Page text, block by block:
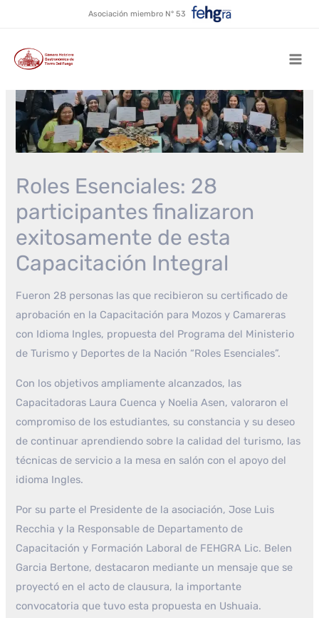
contenido
Asociación miembro N° 53
Roles Esenciales: 28
participantes finalizaron
exitosamente de esta
Capacitación Integral
Fueron 28 personas las que recibieron su certificado de
aprobación en la Capacitación para Mozos y Camareras
con Idioma Ingles, propuesta del Programa del Ministerio
de Turismo y Deportes de la Nación “Roles Esenciales”.
Con los objetivos ampliamente alcanzados, las
Capacitadoras Laura Cuenca y Noelia Asen, valoraron el
compromiso de los estudiantes, su constancia y su deseo
de continuar aprendiendo sobre la calidad del turismo, las
técnicas de servicio a la mesa en salón con el apoyo del
idioma Ingles.
Por su parte el Presidente de la asociación, Jose Luis
Recchia y la Responsable de Departamento de
Capacitación y Formación Laboral de FEHGRA Lic. Belen
Garcia Bertone, destacaron mediante un mensaje que se
proyectó en el acto de clausura, la importante
convocatoria que tuvo esta propuesta en Ushuaia.